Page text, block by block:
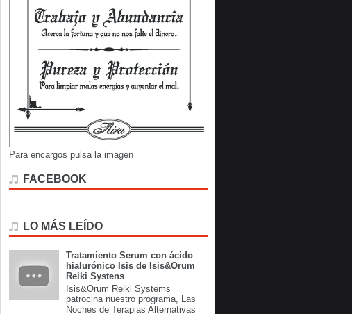
Para encargos pulsa la imagen
FACEBOOK
LO MÁS LEÍDO
Tratamiento Serum con ácido
hialurónico Isis de Isis&Orum
Reiki Systens
Isis&Orum Reiki Systems
patrocina nuestro programa, Las
Noches de Terapias Alternativas